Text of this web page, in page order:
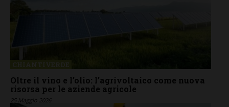
Oltre il vino e l’olio: l’agrivoltaico come nuova
risorsa per le aziende agricole
25 Maggio 2026